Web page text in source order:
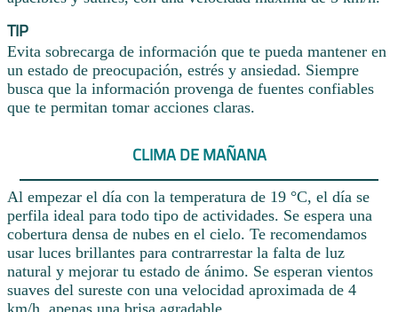
TIP
Evita sobrecarga de información que te pueda mantener en
un estado de preocupación, estrés y ansiedad. Siempre
busca que la información provenga de fuentes confiables
que te permitan tomar acciones claras.
CLIMA DE MAÑANA
Al empezar el día con la temperatura de 19 °C, el día se
perfila ideal para todo tipo de actividades. Se espera una
cobertura densa de nubes en el cielo. Te recomendamos
usar luces brillantes para contrarrestar la falta de luz
natural y mejorar tu estado de ánimo. Se esperan vientos
suaves del sureste con una velocidad aproximada de 4